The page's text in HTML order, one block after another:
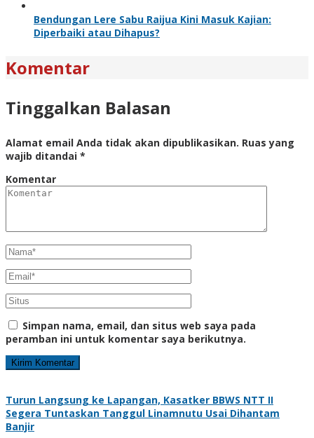
Bendungan Lere Sabu Raijua Kini Masuk Kajian:
Diperbaiki atau Dihapus?
Komentar
Tinggalkan Balasan
Alamat email Anda tidak akan dipublikasikan. Ruas yang
wajib ditandai *
Komentar
Simpan nama, email, dan situs web saya pada
peramban ini untuk komentar saya berikutnya.
Turun Langsung ke Lapangan, Kasatker BBWS NTT II
Segera Tuntaskan Tanggul Linamnutu Usai Dihantam
Banjir